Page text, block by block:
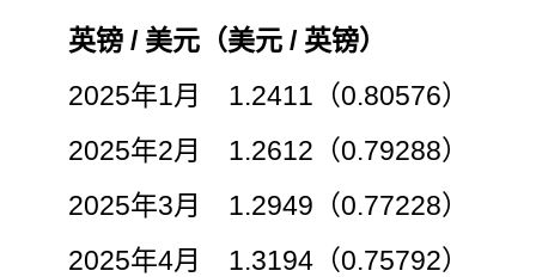
英镑 / 美元（美元 / 英镑）
2025年1月 1.2411（0.80576）
2025年2月 1.2612（0.79288）
2025年3月 1.2949（0.77228）
2025年4月 1.3194（0.75792）